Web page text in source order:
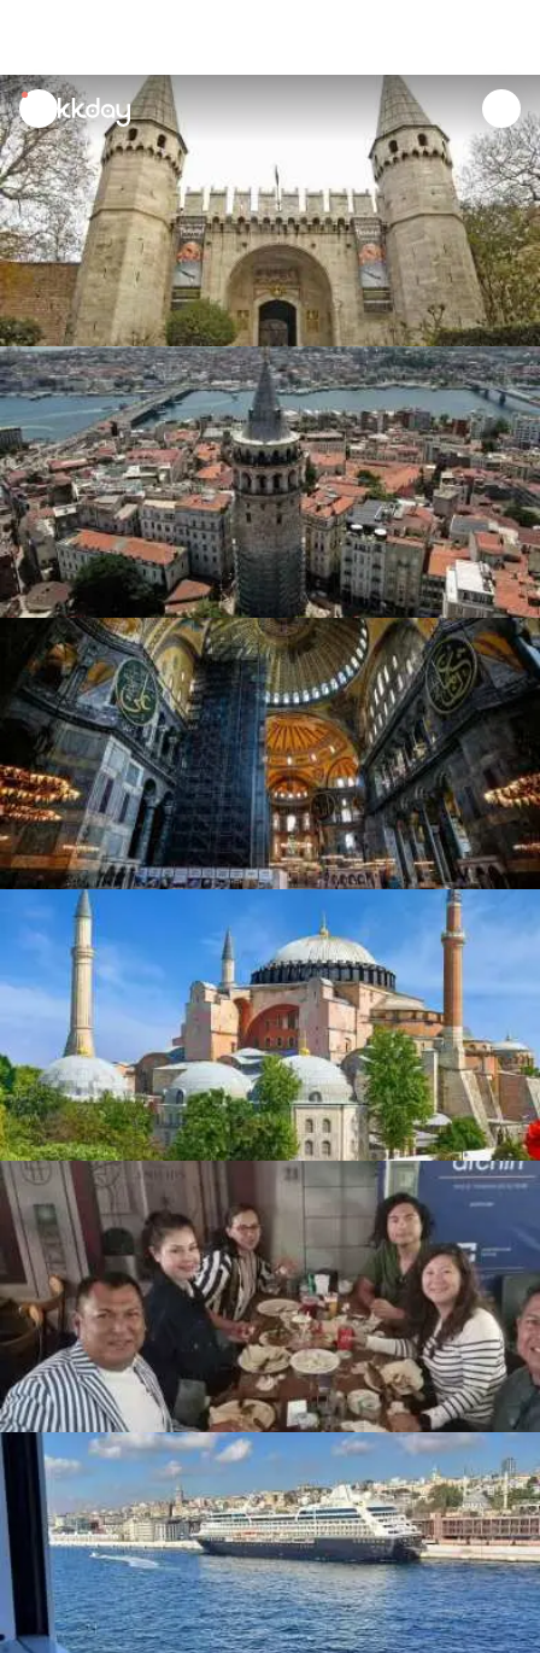
unread
notifications